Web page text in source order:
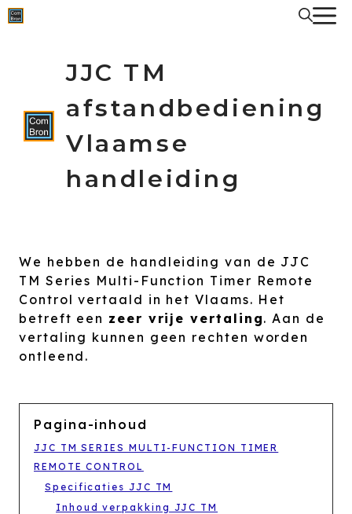
Spring
naar
JJC TM
afstandbediening
Vlaamse
handleiding
We hebben de handleiding van de JJC
TM Series Multi-Function Timer Remote
Control vertaald in het Vlaams. Het
betreft een zeer vrije vertaling. Aan de
vertaling kunnen geen rechten worden
ontleend.
Pagina-inhoud
JJC TM SERIES MULTI-FUNCTION TIMER
REMOTE CONTROL
Specificaties JJC TM
Inhoud verpakking JJC TM